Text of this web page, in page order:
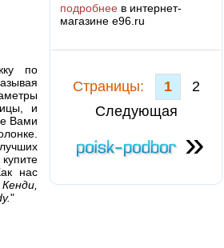
подробнее в интернет-
магазине e96.ru
Cтраницы: 1
2
Следующая
»
по
и
Вами
нас
"